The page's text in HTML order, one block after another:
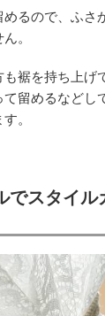
るので、ふさ
。
裾を持ち上げ
留めるなどし
。
でスタイル